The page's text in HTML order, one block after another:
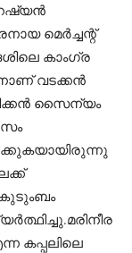
റഷ്യന്‍
മെര്‍ച്ചന്റ്
കാംഗ്ര
വടക്കന്‍
സൈന്യം
കുടുംബം
കപ്പലിലെ